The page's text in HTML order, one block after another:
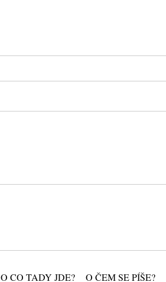
O CO TADY JDE? O ČEM SE PÍŠE?